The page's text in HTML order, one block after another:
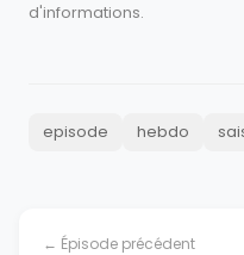
d'informations.
episode hebdo
← Épisode précédent